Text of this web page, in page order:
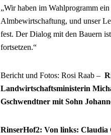
„Wir haben im Wahlprogramm
Almbewirtschaftung, und unser
fest. Der Dialog mit den Bauern
fortsetzen.“
Bericht und Fotos: Rosi Raab –
Landwirtschaftsministerin
Gschwendtner mit Sohn
RinserHof2: Von links: Claudia